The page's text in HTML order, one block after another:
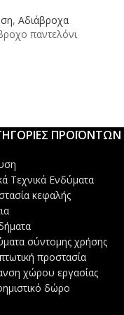
, Αδιάβροχα
παντελόνι
ΠΡΟΪΟΝΤΩΝ
Τεχνικά Ενδύματα
κεφαλής
σύντομης χρήσης
προστασία
χώρου εργασίας
δώρο